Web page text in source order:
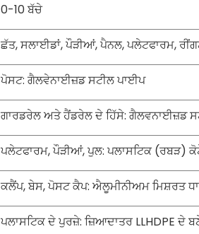
0-10 ਬੱਚੇ
ਛੱਤ, ਸਲਾਈਡਾਂ, ਪੌੜੀਆਂ, ਪੈਨਲ, ਪਲੇਟਫਾਰਮ,
ਪੋਸਟ: ਗੈਲਵੇਨਾਈਜ਼ਡ ਸਟੀਲ ਪਾਈਪ
ਗਾਰਡਰੇਲ ਅਤੇ ਹੈਂਡਰੇਲ ਦੇ ਹਿੱਸੇ: ਗੈਲਵਨਾਈਜ਼ਡ
ਪਲੇਟਫਾਰਮ, ਪੌੜੀਆਂ, ਪੁਲ: ਪਲਾਸਟਿਕ (ਰਬੜ)
ਕਲੈਂਪ, ਬੇਸ, ਪੋਸਟ ਕੈਪ: ਐਲੂਮੀਨੀਅਮ ਮਿਸ਼ਰਤ
ਪਲਾਸਟਿਕ ਦੇ ਪੁਰਜ਼ੇ: ਜ਼ਿਆਦਾਤਰ LLHDPE ਦੇ